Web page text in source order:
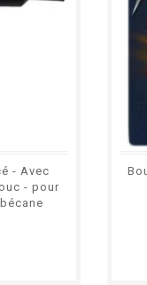
- Avec
- pour